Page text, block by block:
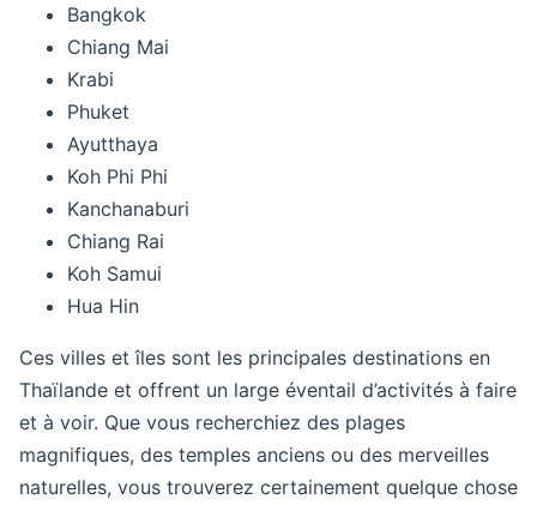
Bangkok
Chiang Mai
Krabi
Phuket
Ayutthaya
Koh Phi Phi
Kanchanaburi
Chiang Rai
Koh Samui
Hua Hin
Ces villes et îles sont les principales destinations en
Thaïlande et offrent un large éventail d’activités à faire
et à voir. Que vous recherchiez des plages
magnifiques, des temples anciens ou des merveilles
naturelles, vous trouverez certainement quelque chose